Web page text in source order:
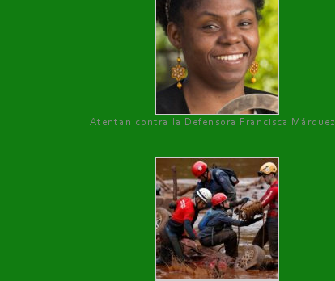
Atentan contra la Defensora Francisca Márquez